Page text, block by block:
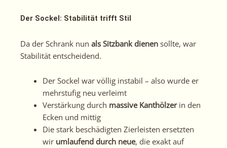
Der Sockel: Stabilität trifft Stil
Da der Schrank nun als Sitzbank dienen sollte, war
Stabilität entscheidend.
Der Sockel war völlig instabil – also wurde er
mehrstufig neu verleimt
Verstärkung durch massive Kanthölzerin den
Ecken und mittig
Die stark beschädigten Zierleisten ersetzten
wir umlaufend durch neue, die exakt auf